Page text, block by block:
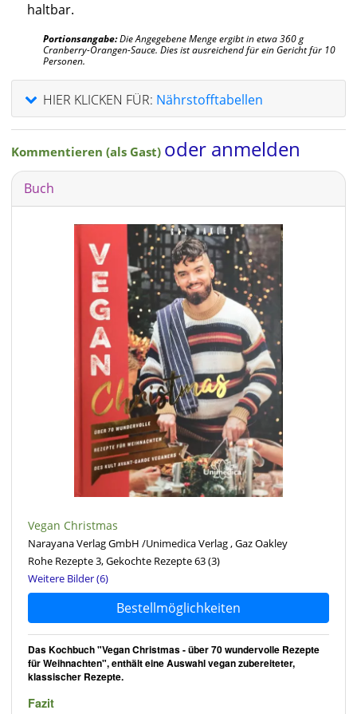
haltbar.
Portionsangabe:Die Angegebene Menge ergibt in etwa 360 g
Cranberry-Orangen-Sauce. Dies ist ausreichend für ein Gericht für 10
Personen.
HIER KLICKEN FÜR: Nährstofftabellen
Kommentieren (als Gast) oder anmelden
Buch
Vegan Christmas
Narayana Verlag GmbH /Unimedica Verlag , Gaz Oakley
Rohe Rezepte 3, Gekochte Rezepte 63(3)
Weitere Bilder (6)
Bestellmöglichkeiten
Das Kochbuch "Vegan Christmas - über 70 wundervolle Rezepte
für Weihnachten", enthält eine Auswahl vegan zubereiteter,
klassischer Rezepte.
Fazit